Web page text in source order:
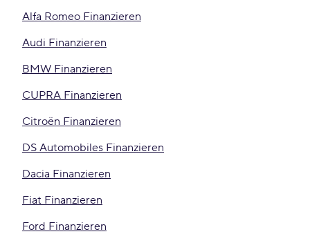
Alfa Romeo Finanzieren
Audi Finanzieren
BMW Finanzieren
CUPRA Finanzieren
Citroën Finanzieren
DS Automobiles Finanzieren
Dacia Finanzieren
Fiat Finanzieren
Ford Finanzieren